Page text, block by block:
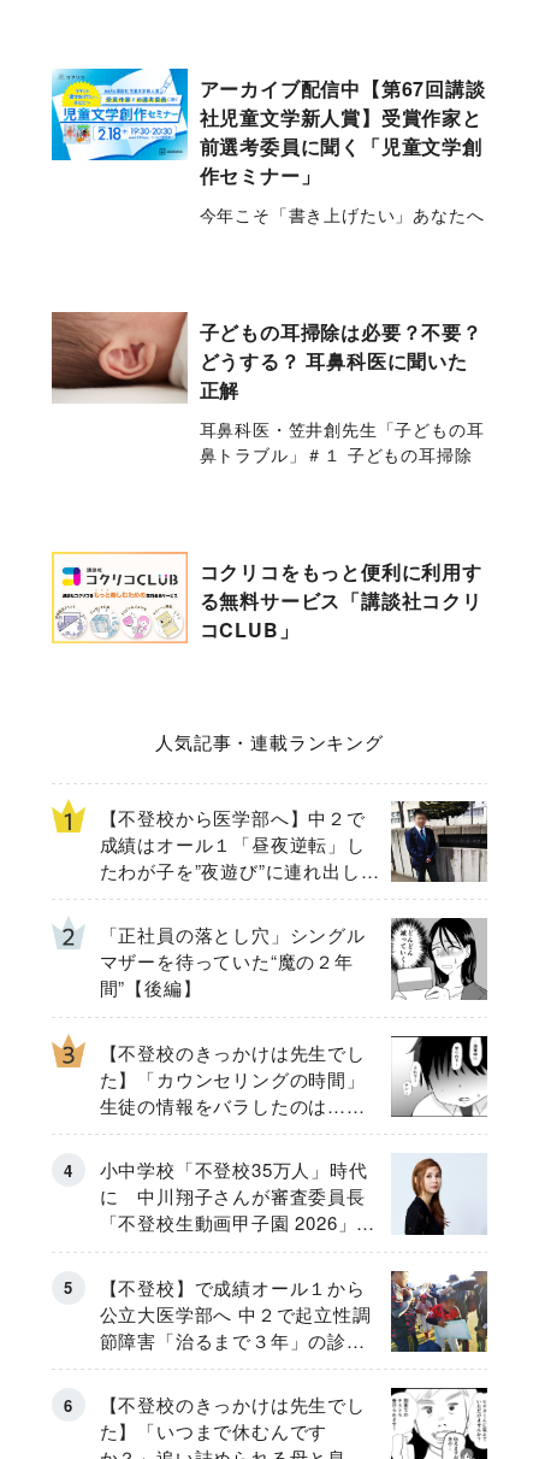
アーカイブ配信中【第67回講談
社児童文学新人賞】受賞作家と
前選考委員に聞く「児童文学創
作セミナー」
今年こそ「書き上げたい」あなたへ
子どもの耳掃除は必要？不要？
どうする？ 耳鼻科医に聞いた
正解
耳鼻科医・笠井創先生「子どもの耳
鼻トラブル」＃１ 子どもの耳掃除
コクリコをもっと便利に利用す
る無料サービス「講談社コクリ
コCLUB」
人気記事・連載ランキング
【不登校から医学部へ】中２で
成績はオール１「昼夜逆転」し
たわが子を”夜遊び”に連れ出した
母の気づき
「正社員の落とし穴」シングル
マザーを待っていた“魔の２年
間”【後編】
【不登校のきっかけは先生でし
た】「カウンセリングの時間」
生徒の情報をバラしたのは…
《第２話》
小中学校「不登校35万人」時代
に 中川翔子さんが審査委員長
「不登校生動画甲子園 2026」が
開催
【不登校】で成績オール１から
公立大医学部へ 中２で起立性調
節障害「治るまで３年」の診断
そのとき母は
【不登校のきっかけは先生でし
た】「いつまで休むんです